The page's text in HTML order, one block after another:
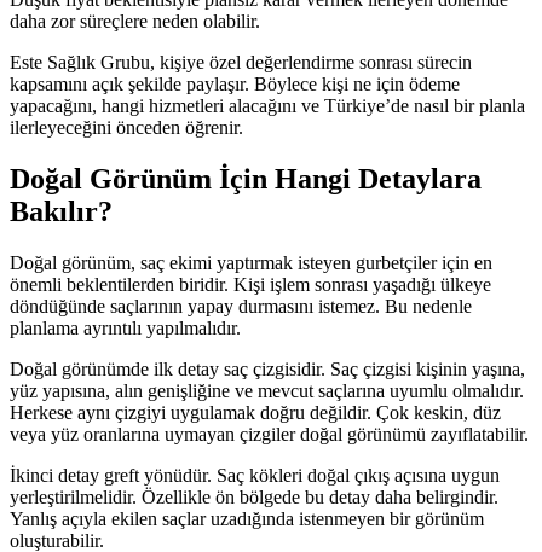
daha zor süreçlere neden olabilir.
Este Sağlık Grubu, kişiye özel değerlendirme sonrası sürecin
kapsamını açık şekilde paylaşır. Böylece kişi ne için ödeme
yapacağını, hangi hizmetleri alacağını ve Türkiye’de nasıl bir planla
ilerleyeceğini önceden öğrenir.
Doğal Görünüm İçin Hangi Detaylara
Bakılır?
Doğal görünüm, saç ekimi yaptırmak isteyen gurbetçiler için en
önemli beklentilerden biridir. Kişi işlem sonrası yaşadığı ülkeye
döndüğünde saçlarının yapay durmasını istemez. Bu nedenle
planlama ayrıntılı yapılmalıdır.
Doğal görünümde ilk detay saç çizgisidir. Saç çizgisi kişinin yaşına,
yüz yapısına, alın genişliğine ve mevcut saçlarına uyumlu olmalıdır.
Herkese aynı çizgiyi uygulamak doğru değildir. Çok keskin, düz
veya yüz oranlarına uymayan çizgiler doğal görünümü zayıflatabilir.
İkinci detay greft yönüdür. Saç kökleri doğal çıkış açısına uygun
yerleştirilmelidir. Özellikle ön bölgede bu detay daha belirgindir.
Yanlış açıyla ekilen saçlar uzadığında istenmeyen bir görünüm
oluşturabilir.